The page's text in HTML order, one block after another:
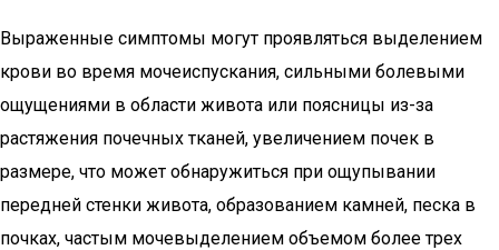
Выраженные симптомы могут проявляться выделением
крови во время мочеиспускания, сильными болевыми
ощущениями в области живота или поясницы из-за
растяжения почечных тканей, увеличением почек в
размере, что может обнаружиться при ощупывании
передней стенки живота, образованием камней, песка в
почках, частым мочевыделением объемом более трех